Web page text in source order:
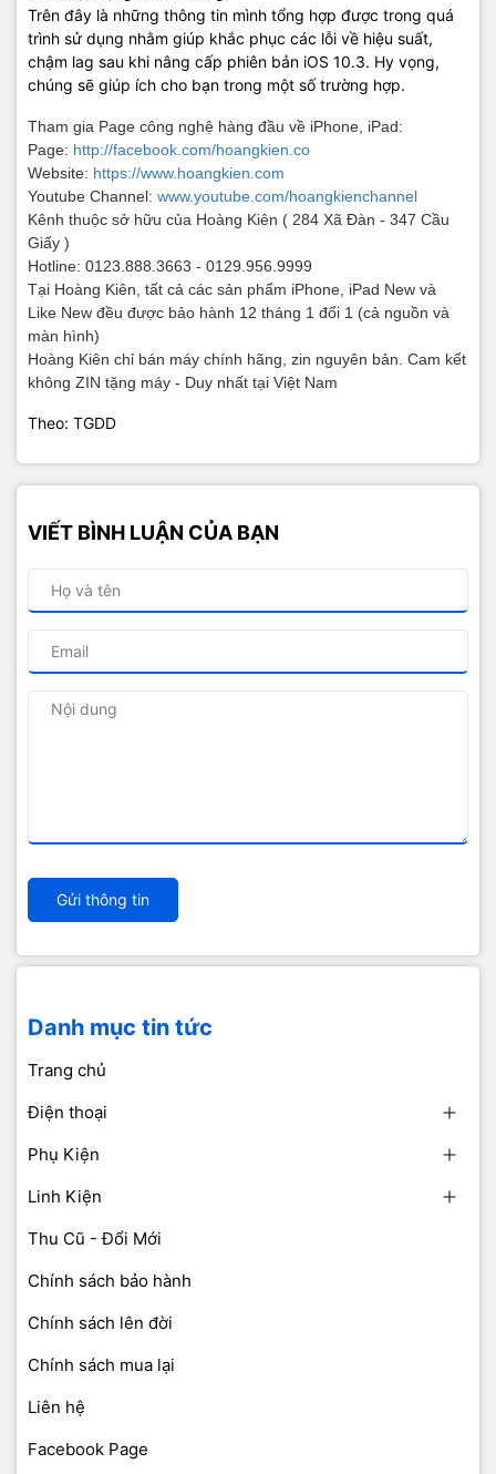
Trên đây là những thông tin mình tổng hợp được trong quá
trình sử dụng nhằm giúp khắc phục các lỗi về hiệu suất,
chậm lag sau khi nâng cấp phiên bản iOS 10.3. Hy vọng,
chúng sẽ giúp ích cho bạn trong một số trường hợp.
Tham gia Page công nghệ hàng đầu về iPhone, iPad:
Page: http://facebook.com/hoangkien.co
Website: https://www.hoangkien.com
Youtube Channel: www.youtube.com/hoangkienchannel
Kênh thuộc sở hữu của Hoàng Kiên ( 284 Xã Đàn - 347 Cầu
Giấy )
Hotline: 0123.888.3663 - 0129.956.9999
Tại Hoàng Kiên, tất cả các sản phẩm iPhone, iPad New và
Like New đều được bảo hành 12 tháng 1 đổi 1 (cả nguồn và
màn hình)
Hoàng Kiên chỉ bán máy chính hãng, zin nguyên bản. Cam kết
không ZIN tặng máy - Duy nhất tại Việt Nam
Theo: TGDD
VIẾT BÌNH LUẬN CỦA BẠN
Gửi thông tin
Danh mục tin tức
Trang chủ
Điện thoại
Phụ Kiện
Linh Kiện
Thu Cũ - Đổi Mới
Chính sách bảo hành
Chính sách lên đời
Chính sách mua lại
Liên hệ
Facebook Page